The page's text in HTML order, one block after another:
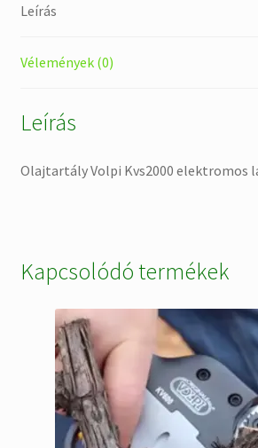
Leírás
Vélemények (0)
Leírás
Olajtartály Volpi Kvs2000 elektromos
Kapcsolódó termékek